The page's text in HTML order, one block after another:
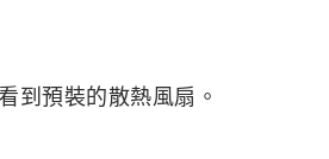
到預裝的散熱風扇。